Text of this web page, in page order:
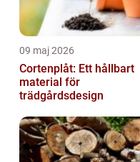
09 maj 2026
Cortenplåt: Ett hållbart
material för
trädgårdsdesign